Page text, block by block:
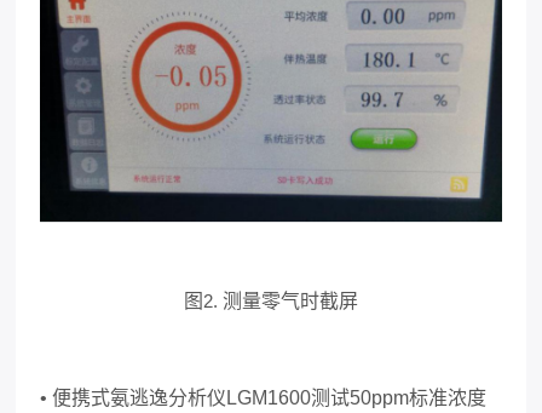
图 2. 测量零气时截屏
•便携式氨逃逸分析仪 LGM1600测试50ppm标准浓度